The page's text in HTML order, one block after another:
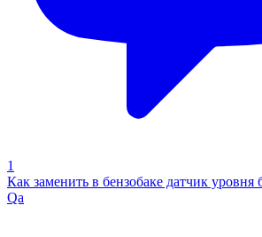
1
Как заменить в бензобаке датчик уровня
Qa